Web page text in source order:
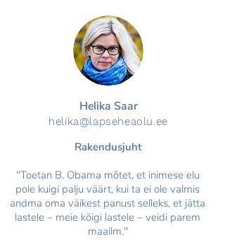
Helika Saar
helika@lapseheaolu.ee
Rakendusjuht
"Toetan B. Obama mõtet, et inimese elu
pole kuigi palju väärt, kui ta ei ole valmis
andma oma väikest panust selleks, et jätta
lastele – meie kõigi lastele – veidi parem
maailm."